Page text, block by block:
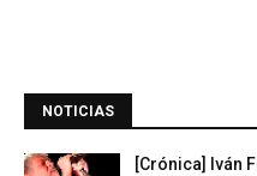
NOTICIAS
[Crónica] Iván